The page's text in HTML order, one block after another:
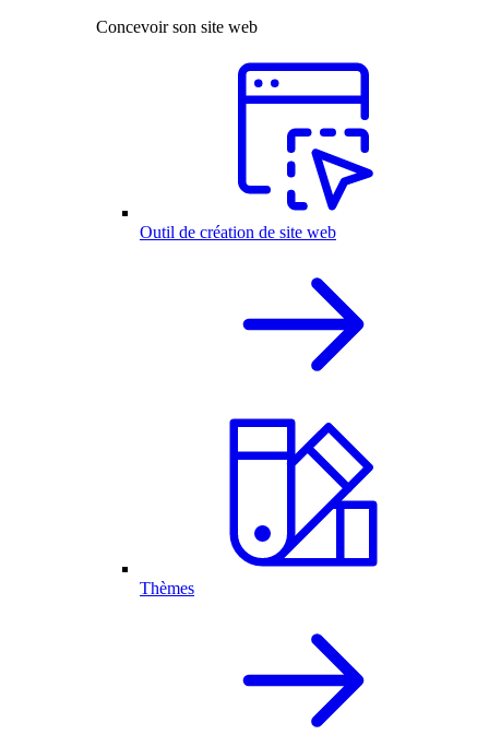
Concevoir son site web
Outil de création de site web
Thèmes